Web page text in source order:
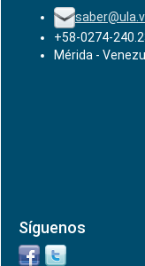
+58-0274-
Mérida -
Síguenos